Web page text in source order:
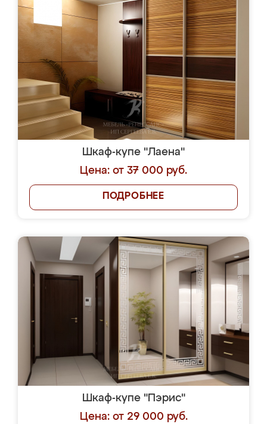
Шкаф-купе "Лаена"
Цена: от 37 000 руб.
ПОДРОБНЕЕ
Шкаф-купе "Пэрис"
Цена: от 29 000 руб.